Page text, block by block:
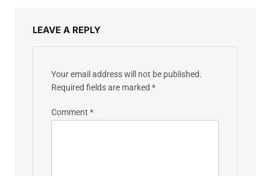
LEAVE A REPLY
Your email address will not be published.
Required fields are marked *
Comment *